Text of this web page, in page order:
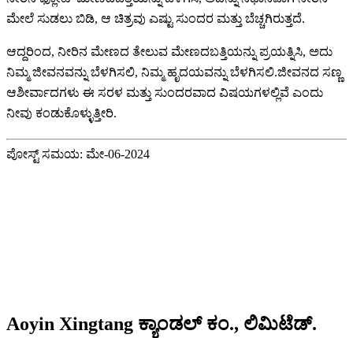
ಮೇಲೆ ಸುಡಲು ಬಿಡಿ, ಆ ಚಿತ್ರವು ಎಷ್ಟು ಸುಂದರ ಮತ್ತು ಬೆಚ್ಚಗಿರುತ್ತದೆ.
ಆದ್ದರಿಂದ, ನೀರಿನ ಮೇಣದ ತೇಲುವ ಮೇಣದಬತ್ತಿಯನ್ನು ಪ್ರಯತ್ನಿಸಿ, ಅದು
ನಿಮ್ಮ ಜೀವನವನ್ನು ಬೆಳಗಿಸಲಿ, ನಿಮ್ಮ ಹೃದಯವನ್ನು ಬೆಳಗಿಸಲಿ.ಜೀವನದ ಸಣ್ಣ
ಆಶೀರ್ವಾದಗಳು ಈ ಸರಳ ಮತ್ತು ಸುಂದರವಾದ ವಿಷಯಗಳಲ್ಲಿವೆ ಎಂದು
ನೀವು ಕಂಡುಕೊಳ್ಳುತ್ತೀರಿ.
ಪೋಸ್ಟ್ ಸಮಯ: ಮೇ-06-2024
Aoyin Xingtang ಕ್ಯಾಂಡಲ್ ಕಂ., ಲಿಮಿಟೆಡ್.